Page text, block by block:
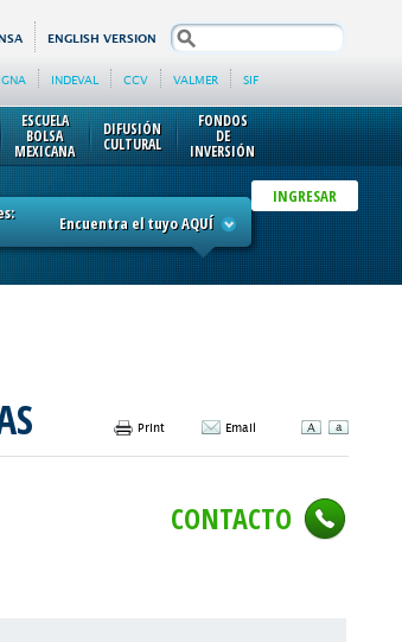
ENGLISH VERSION search
INDEVAL CCV VALMER SIF
ESCUELA
BOLSA
MEXICANA
DIFUSIÓN
CULTURAL
FONDOS
DE
INVERSIÓN
INGRESAR
Encuentra el tuyo AQUÍ
Print Email
CONTACTO